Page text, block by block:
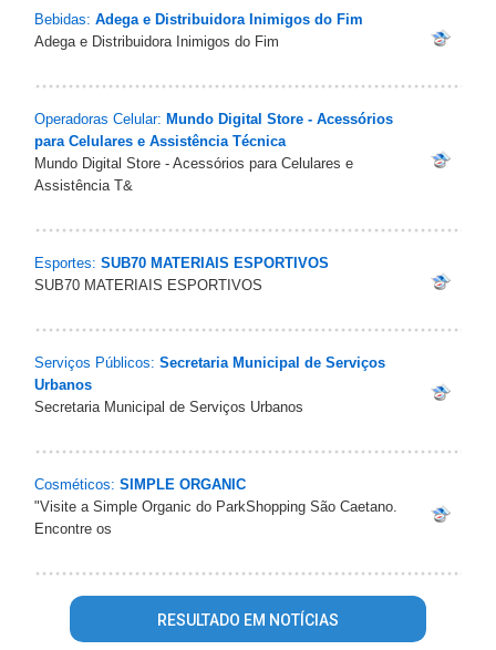
Bebidas: Adega e Distribuidora Inimigos do Fim
Adega e Distribuidora Inimigos do Fim
Operadoras Celular: Mundo Digital Store - Acessórios
para Celulares e Assistência Técnica
Mundo Digital Store - Acessórios para Celulares e
Assistência T&
Esportes: SUB70 MATERIAIS ESPORTIVOS
SUB70 MATERIAIS ESPORTIVOS
Serviços Públicos: Secretaria Municipal de Serviços
Urbanos
Secretaria Municipal de Serviços Urbanos
Cosméticos: SIMPLE ORGANIC
"Visite a Simple Organic do ParkShopping São Caetano.
Encontre os
RESULTADO EM NOTÍCIAS